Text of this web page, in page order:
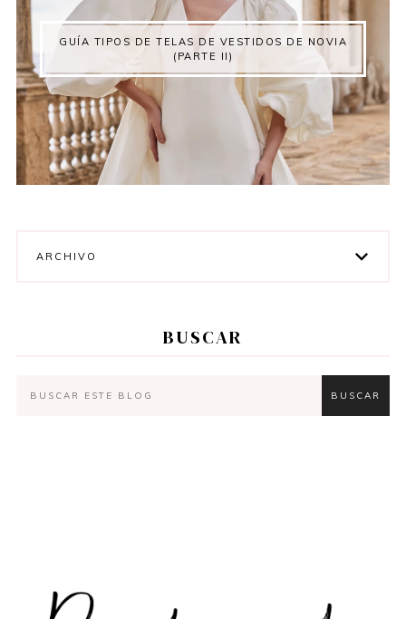
GUÍA TIPOS DE TELAS DE VESTIDOS DE NOVIA
(PARTE II)
ARCHIVO
BUSCAR